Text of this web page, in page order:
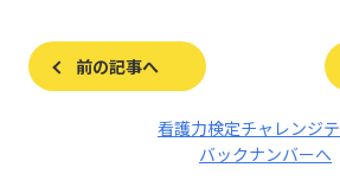
前の記事へ
看護力検定チャレンジ
バックナンバーへ